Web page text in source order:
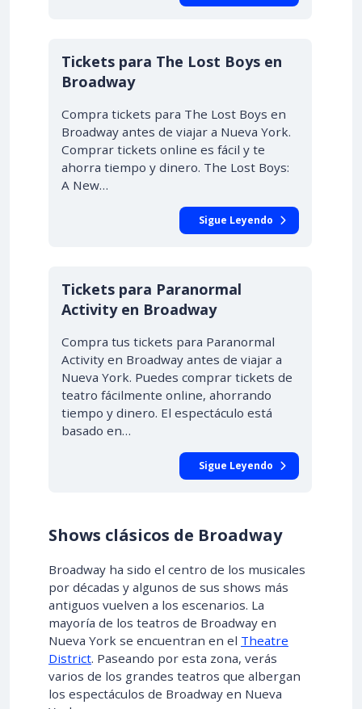
Tickets para The Lost Boys en
Broadway
Compra tickets para The Lost Boys en
Broadway antes de viajar a Nueva York.
Comprar tickets online es fácil y te
ahorra tiempo y dinero. The Lost Boys:
A New…
Sigue Leyendo
Tickets para Paranormal
Activity en Broadway
Compra tus tickets para Paranormal
Activity en Broadway antes de viajar a
Nueva York. Puedes comprar tickets de
teatro fácilmente online, ahorrando
tiempo y dinero. El espectáculo está
basado en…
Sigue Leyendo
Shows clásicos de Broadway
Broadway ha sido el centro de los musicales
por décadas y algunos de sus shows más
antiguos vuelven a los escenarios. La
mayoría de los teatros de Broadway en
Nueva York se encuentran en el Theatre
District. Paseando por esta zona, verás
varios de los grandes teatros que albergan
los espectáculos de Broadway en Nueva